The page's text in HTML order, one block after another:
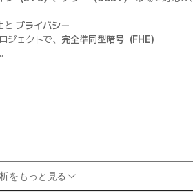
とプライバシー
ジェクトで、 完全準同型暗号（FHE）
をもっと見る